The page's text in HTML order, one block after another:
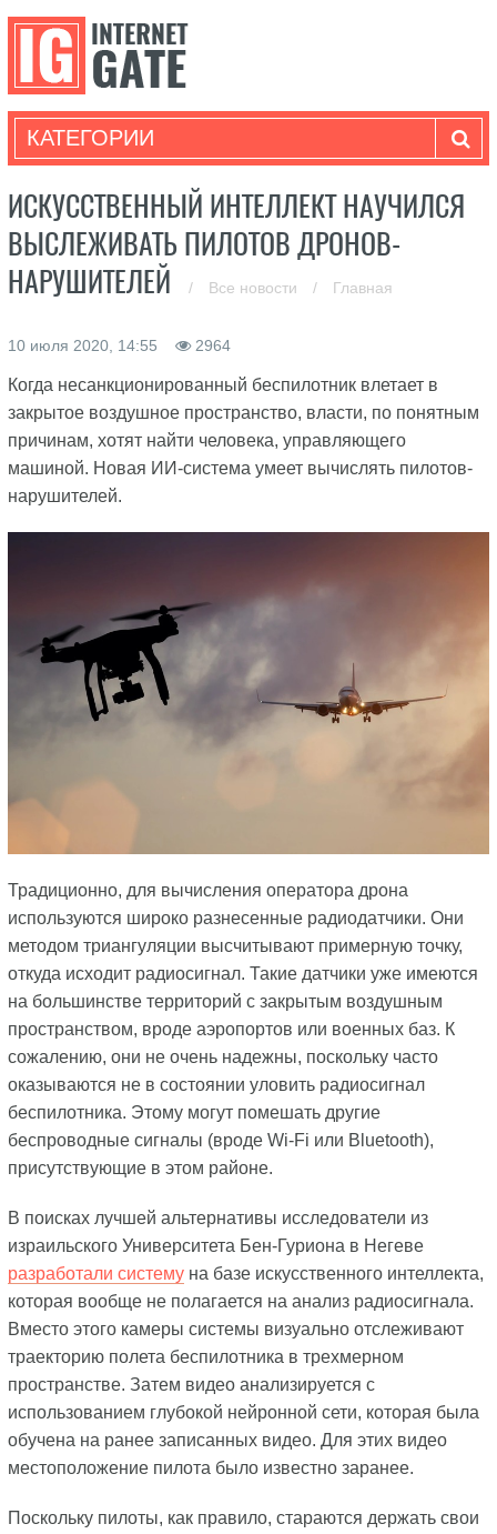
КАТЕГОРИИ
ИСКУССТВЕННЫЙ ИНТЕЛЛЕКТ НАУЧИЛСЯ
ВЫСЛЕЖИВАТЬ ПИЛОТОВ ДРОНОВ-
НАРУШИТЕЛЕЙ
/ Все новости / Главная
10 июля 2020, 14:55 2964
Когда несанкционированный беспилотник влетает в
закрытое воздушное пространство, власти, по понятным
причинам, хотят найти человека, управляющего
машиной. Новая ИИ-система умеет вычислять пилотов-
нарушителей.
Традиционно, для вычисления оператора дрона
используются широко разнесенные радиодатчики. Они
методом триангуляции высчитывают примерную точку,
откуда исходит радиосигнал. Такие датчики уже имеются
на большинстве территорий с закрытым воздушным
пространством, вроде аэропортов или военных баз. К
сожалению, они не очень надежны, поскольку часто
оказываются не в состоянии уловить радиосигнал
беспилотника. Этому могут помешать другие
беспроводные сигналы (вроде Wi-Fi или Bluetooth),
присутствующие в этом районе.
В поисках лучшей альтернативы исследователи из
израильского Университета Бен-Гуриона в Негеве
разработали системуна базе искусственного интеллекта,
которая вообще не полагается на анализ радиосигнала.
Вместо этого камеры системы визуально отслеживают
траекторию полета беспилотника в трехмерном
пространстве. Затем видео анализируется с
использованием глубокой нейронной сети, которая была
обучена на ранее записанных видео. Для этих видео
местоположение пилота было известно заранее.
Поскольку пилоты, как правило, стараются держать свои